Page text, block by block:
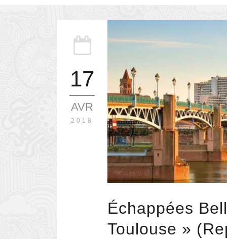
17
AVR
2018
Échappées
Toulouse »